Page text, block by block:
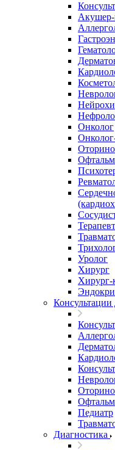
Акушер-
Онколог
Терапевт
Уролог
Хирург
Хирург-
Консультации
Педиатр
Диагностика